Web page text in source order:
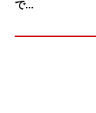
で...